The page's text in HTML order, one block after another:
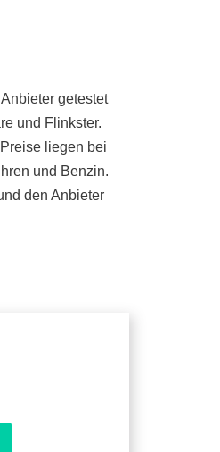
getestet
und Flinkster.
liegen bei
und Benzin.
den Anbieter